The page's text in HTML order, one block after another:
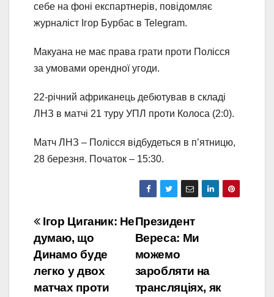
себе на фоні експартнерів, повідомляє
журналіст Ігор Бурбас в Telegram.
Макуана не має права грати проти Полісся
за умовами орендної угоди.
22-річний африканець дебютував в складі
ЛНЗ в матчі 21 туру УПЛ проти Колоса (2:0).
Матч ЛНЗ – Полісся відбудеться в п’ятницю,
28 березня. Початок – 15:30.
Навігація
записів
Президент
Вереса: Ми
можемо
заробляти на
трансляціях, як
Ігор Циганик: Не
думаю, що
Динамо буде
легко у двох
матчах проти